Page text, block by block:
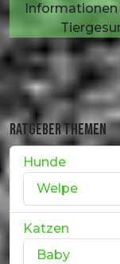
Informationen
RATGEBER THEMEN
Hunde
Welpe
Katzen
Baby